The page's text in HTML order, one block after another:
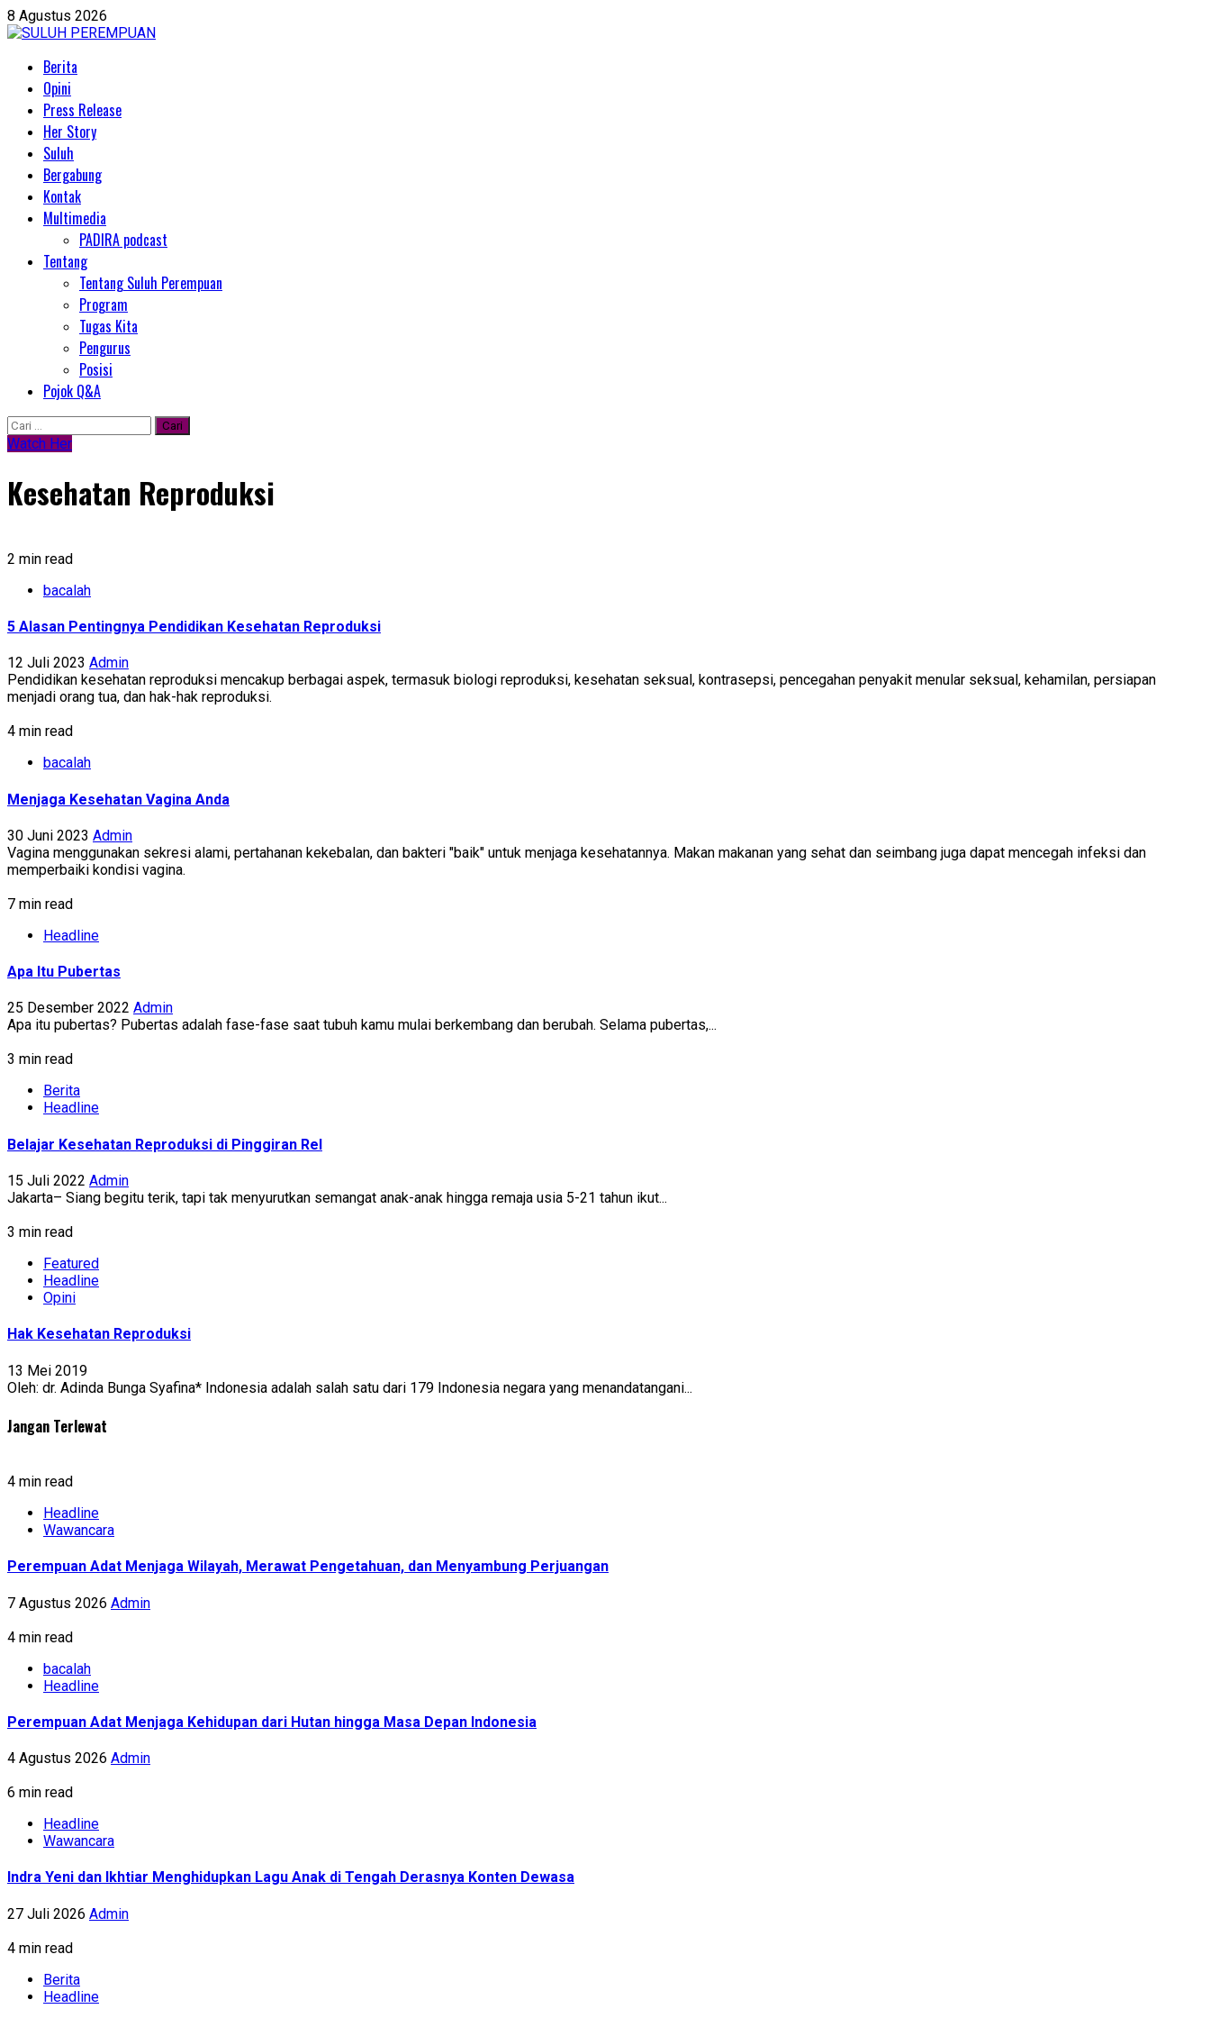
Skip
to
8 Agustus 2026
PrimaryBerita
Opini
Press Release
Her Story
Suluh
Bergabung
Kontak
Multimedia
PADIRA podcast
Tentang
Tentang Suluh Perempuan
Program
Tugas Kita
Pengurus
Posisi
Pojok Q&A
Cari
untuk:
Watch Her
Kesehatan Reproduksi
2 min read
bacalah
5 Alasan Pentingnya Pendidikan Kesehatan Reproduksi
12 Juli 2023 Admin
Pendidikan kesehatan reproduksi mencakup berbagai aspek, termasuk biologi reproduksi, kesehatan seksual, kontrasepsi, pencegahan penyakit menular seksual, kehamilan, persiapan
menjadi orang tua, dan hak-hak reproduksi.
4 min read
bacalah
Menjaga Kesehatan Vagina Anda
30 Juni 2023 Admin
Vagina menggunakan sekresi alami, pertahanan kekebalan, dan bakteri "baik" untuk menjaga kesehatannya. Makan makanan yang sehat dan seimbang juga dapat mencegah infeksi dan
memperbaiki kondisi vagina.
7 min read
Headline
Apa Itu Pubertas
25 Desember 2022 Admin
Apa itu pubertas? Pubertas adalah fase-fase saat tubuh kamu mulai berkembang dan berubah. Selama pubertas,...
3 min read
Berita
Headline
Belajar Kesehatan Reproduksi di Pinggiran Rel
15 Juli 2022 Admin
Jakarta– Siang begitu terik, tapi tak menyurutkan semangat anak-anak hingga remaja usia 5-21 tahun ikut...
3 min read
Featured
Headline
Opini
Hak Kesehatan Reproduksi
13 Mei 2019
Oleh: dr. Adinda Bunga Syafina* Indonesia adalah salah satu dari 179 Indonesia negara yang menandatangani...
Jangan Terlewat
4 min read
Headline
Wawancara
Perempuan Adat Menjaga Wilayah, Merawat Pengetahuan, dan Menyambung Perjuangan
7 Agustus 2026 Admin
4 min read
bacalah
Headline
Perempuan Adat Menjaga Kehidupan dari Hutan hingga Masa Depan Indonesia
4 Agustus 2026 Admin
6 min read
Headline
Wawancara
Indra Yeni dan Ikhtiar Menghidupkan Lagu Anak di Tengah Derasnya Konten Dewasa
27 Juli 2026 Admin
4 min read
Berita
Headline